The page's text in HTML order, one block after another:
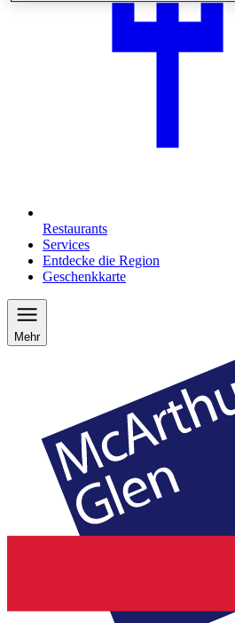
Restaurants
Services
Entdecke die Region
Geschenkkarte
Mehr